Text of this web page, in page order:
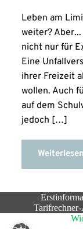
Leben am
weiter?
nicht nur für
Eine
ihrer Freizeit
wollen. Auch
auf dem
jedoch […]
Weiterlesen